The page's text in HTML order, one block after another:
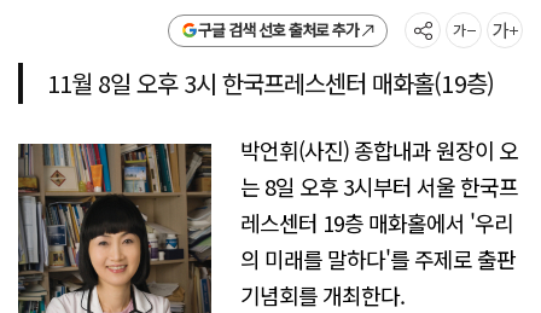
구글 검색 선호 출처로 추가
11월 8일 오후 3시 한국프레스센터 매화홀(19층)
박언휘(사진) 종합내과 원장이 오
는 8일 오후 3시부터 서울 한국프
레스센터 19층 매화홀에서 '우리
의 미래를 말하다'를 주제로 출판
기념회를 개최한다.